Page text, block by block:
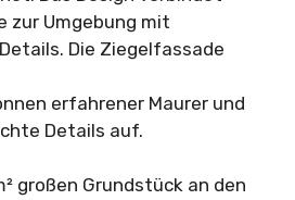
zur Umgebung mit
Die Ziegelfassade
erfahrener Maurer und
Details auf.
großen Grundstück an den